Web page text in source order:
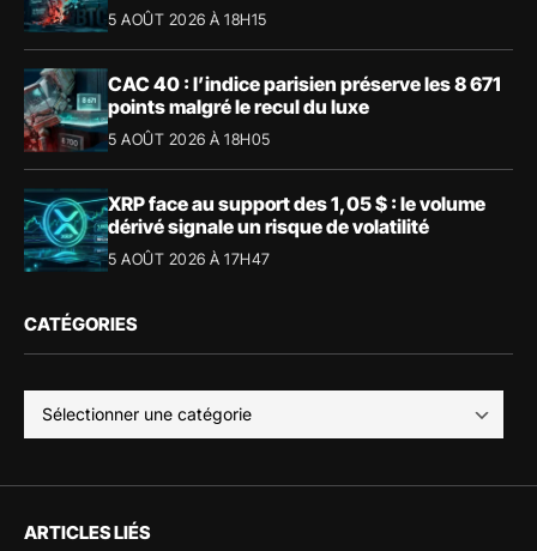
5 AOÛT 2026 À 18H15
CAC 40 : l’indice parisien préserve les 8 671
points malgré le recul du luxe
5 AOÛT 2026 À 18H05
XRP face au support des 1,05 $ : le volume
dérivé signale un risque de volatilité
5 AOÛT 2026 À 17H47
CATÉGORIES
ARTICLES LIÉS